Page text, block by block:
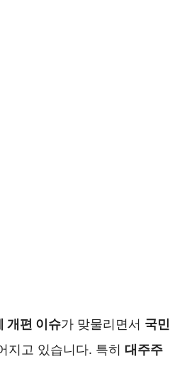
개편 이슈가 맞물리면서 국민
지고 있습니다. 특히 대주주